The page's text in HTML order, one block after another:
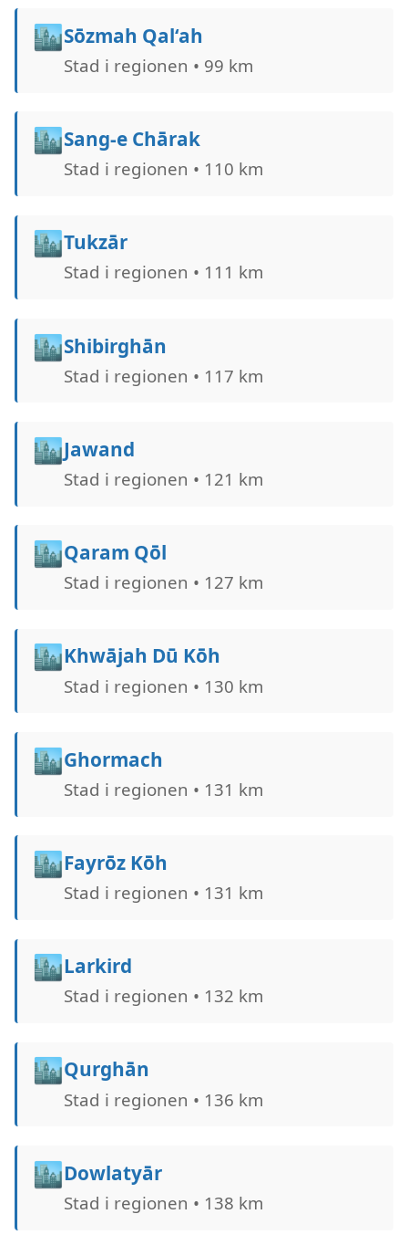
🏙️Sōzmah Qal‘ah
Stad i regionen • 99 km
🏙️Sang-e Chārak
Stad i regionen • 110 km
🏙️Tukzār
Stad i regionen • 111 km
🏙️Shibirghān
Stad i regionen • 117 km
🏙️Jawand
Stad i regionen • 121 km
🏙️Qaram Qōl
Stad i regionen • 127 km
🏙️Khwājah Dū Kōh
Stad i regionen • 130 km
🏙️Ghormach
Stad i regionen • 131 km
🏙️Fayrōz Kōh
Stad i regionen • 131 km
🏙️Larkird
Stad i regionen • 132 km
🏙️Qurghān
Stad i regionen • 136 km
🏙️Dowlatyār
Stad i regionen • 138 km